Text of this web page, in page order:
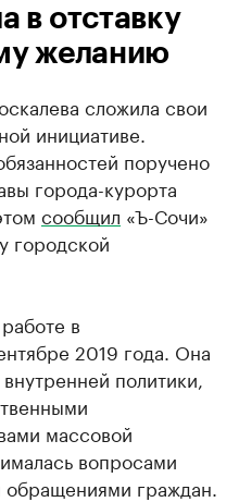
в отставку
желанию
сложила свои
инициативе.
поручено
города-курорта
сообщил «Ъ-Сочи»
городской
в
2019 года. Она
политики,
массовой
вопросами
граждан.